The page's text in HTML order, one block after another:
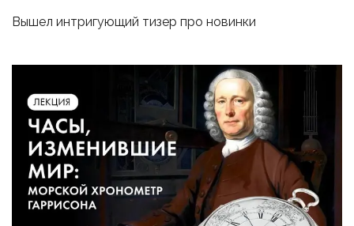
Вышел интригующий тизер про новинки